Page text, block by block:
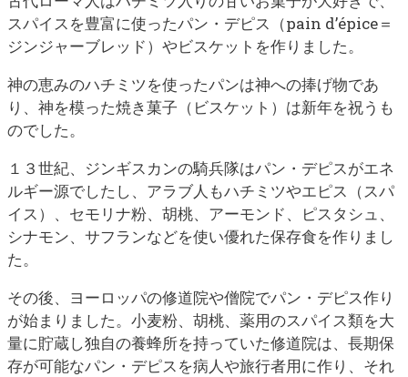
スパイスを豊富に使ったパン・デピス（pain d’épice＝
ジンジャーブレッド）やビスケットを作りました。
神の恵みのハチミツを使ったパンは神への捧げ物であ
り、神を模った焼き菓子（ビスケット）は新年を祝うも
のでした。
１３世紀、ジンギスカンの騎兵隊はパン・デピスがエネ
ルギー源でしたし、アラブ人もハチミツやエピス（スパ
イス）、セモリナ粉、胡桃、アーモンド、ピスタシュ、
シナモン、サフランなどを使い優れた保存食を作りまし
た。
その後、ヨーロッパの修道院や僧院でパン・デピス作り
が始まりました。小麦粉、胡桃、薬用のスパイス類を大
量に貯蔵し独自の養蜂所を持っていた修道院は、長期保
存が可能なパン・デピスを病人や旅行者用に作り、それ